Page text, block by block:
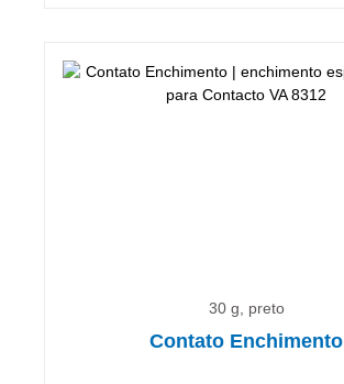
30 g, preto
Contato Enchimento